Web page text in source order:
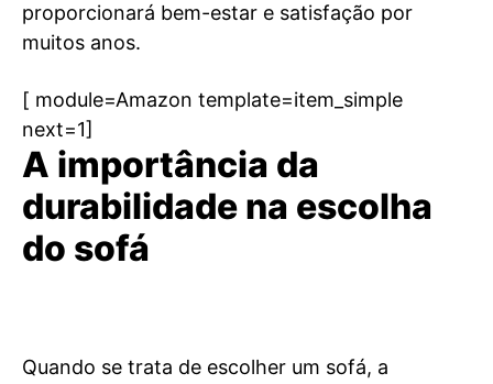
proporcionará bem-estar e satisfação por
muitos anos.
[ module=Amazon template=item_simple
next=1]
A importância da
durabilidade na escolha
do sofá
Quando se trata de escolher um sofá, a